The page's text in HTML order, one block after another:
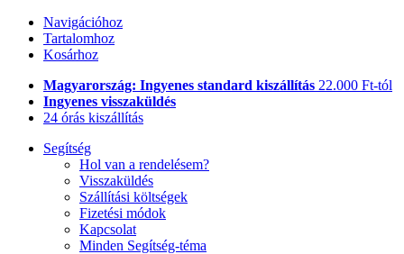
Navigációhoz
Tartalomhoz
Kosárhoz
Magyarország: Ingyenes standard kiszállítás 22.000 Ft-tól
Ingyenes visszaküldés
24 órás kiszállítás
Segítség
Hol van a rendelésem?
Visszaküldés
Szállítási költségek
Fizetési módok
Kapcsolat
Minden Segítség-téma